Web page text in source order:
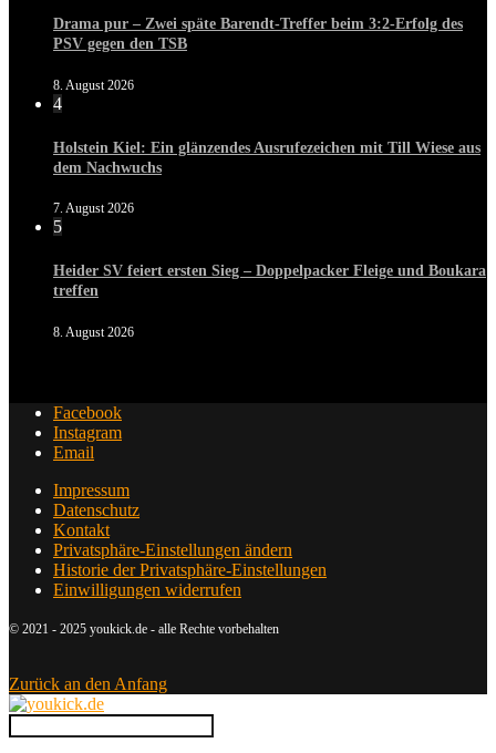
Drama pur – Zwei späte Barendt-Treffer beim 3:2-Erfolg des
PSV gegen den TSB
8. August 2026
4
Holstein Kiel: Ein glänzendes Ausrufezeichen mit Till Wiese aus
dem Nachwuchs
7. August 2026
5
Heider SV feiert ersten Sieg – Doppelpacker Fleige und Boukara
treffen
8. August 2026
Facebook
Instagram
Email
Impressum
Datenschutz
Kontakt
Privatsphäre-Einstellungen ändern
Historie der Privatsphäre-Einstellungen
Einwilligungen widerrufen
© 2021 - 2025 youkick.de - alle Rechte vorbehalten
Zurück an den Anfang